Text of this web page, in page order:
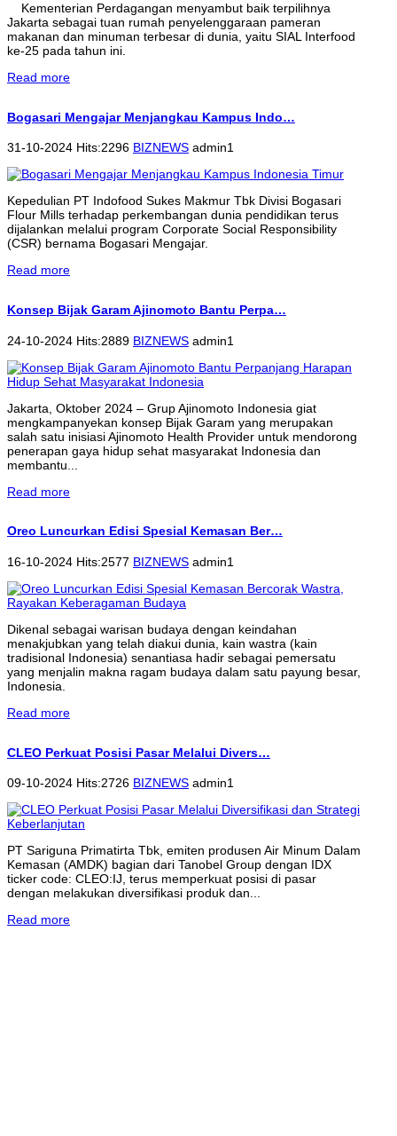
Kementerian Perdagangan menyambut baik terpilihnya
Jakarta sebagai tuan rumah penyelenggaraan pameran
makanan dan minuman terbesar di dunia, yaitu SIAL Interfood
ke-25 pada tahun ini.
Read more
Bogasari Mengajar Menjangkau Kampus Indo…
31-10-2024 Hits:2296 BIZNEWS admin1
Kepedulian PT Indofood Sukes Makmur Tbk Divisi Bogasari
Flour Mills terhadap perkembangan dunia pendidikan terus
dijalankan melalui program Corporate Social Responsibility
(CSR) bernama Bogasari Mengajar.
Read more
Konsep Bijak Garam Ajinomoto Bantu Perpa…
24-10-2024 Hits:2889 BIZNEWS admin1
Jakarta, Oktober 2024 – Grup Ajinomoto Indonesia giat
mengkampanyekan konsep Bijak Garam yang merupakan
salah satu inisiasi Ajinomoto Health Provider untuk mendorong
penerapan gaya hidup sehat masyarakat Indonesia dan
membantu...
Read more
Oreo Luncurkan Edisi Spesial Kemasan Ber…
16-10-2024 Hits:2577 BIZNEWS admin1
Dikenal sebagai warisan budaya dengan keindahan
menakjubkan yang telah diakui dunia, kain wastra (kain
tradisional Indonesia) senantiasa hadir sebagai pemersatu
yang menjalin makna ragam budaya dalam satu payung besar,
Indonesia.
Read more
CLEO Perkuat Posisi Pasar Melalui Divers…
09-10-2024 Hits:2726 BIZNEWS admin1
PT Sariguna Primatirta Tbk, emiten produsen Air Minum Dalam
Kemasan (AMDK) bagian dari Tanobel Group dengan IDX
ticker code: CLEO:IJ, terus memperkuat posisi di pasar
dengan melakukan diversifikasi produk dan...
Read more